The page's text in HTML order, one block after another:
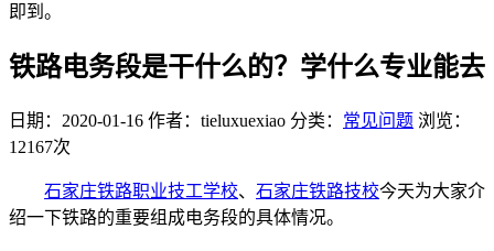
即到。
铁路电务段是干什么的？学什么专业能去
日期：2020-01-16 作者：tieluxuexiao 分类： 常见问题 浏览：
12167次
石家庄铁路职业技工学校、 石家庄铁路技校今天为大家介
绍一下铁路的重要组成电务段的具体情况。